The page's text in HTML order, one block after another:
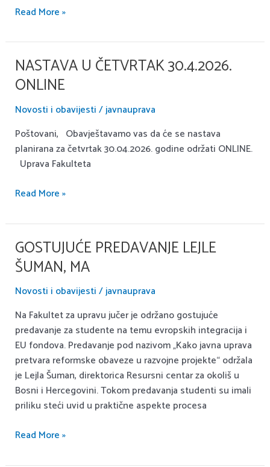
Read More »
NASTAVA U ČETVRTAK 30.4.2026.
ONLINE
Novosti i obavijesti/javnauprava
Poštovani, Obavještavamo vas da će se nastava
planirana za četvrtak 30.04.2026. godine održati ONLINE.
Uprava Fakulteta
Nastava
u
četvrtak
30.4.2026.
Read More »
GOSTUJUĆE PREDAVANJE LEJLE
ŠUMAN, MA
Novosti i obavijesti/javnauprava
Na Fakultet za upravu jučer je održano gostujuće
predavanje za studente na temu evropskih integracija i
EU fondova. Predavanje pod nazivom „Kako javna uprava
pretvara reformske obaveze u razvojne projekte“ održala
je Lejla Šuman, direktorica Resursni centar za okoliš u
Bosni i Hercegovini. Tokom predavanja studenti su imali
priliku steći uvid u praktične aspekte procesa
Gostujuće
predavanje
Lejle
Šuman,
Read More »